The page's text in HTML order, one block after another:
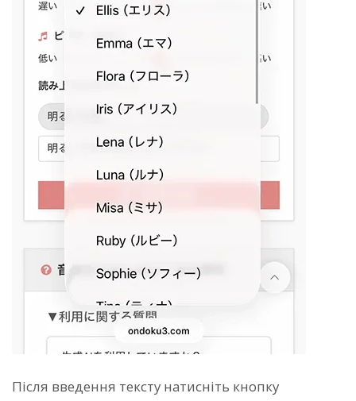
Після введення тексту натисніть кнопку